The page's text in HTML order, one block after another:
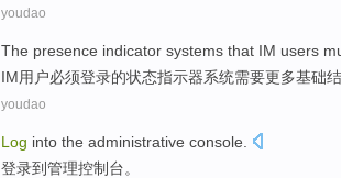
youdao
The presence indicator systems that IM users
IM用户必须登录的状态指示器系统需要更多基础
youdao
Log into the administrative console
登录到管理控制台。